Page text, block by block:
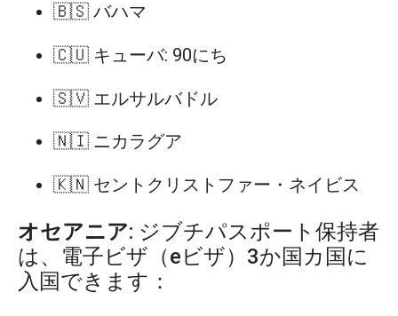
🇧🇸 バハマ
🇨🇺 キューバ: 90にち
🇸🇻 エルサルバドル
🇳🇮 ニカラグア
🇰🇳 セントクリストファー・ネイビス
オセアニア: ジブチパスポート保持者
は、電子ビザ（eビザ）3か国カ国に
入国できます：